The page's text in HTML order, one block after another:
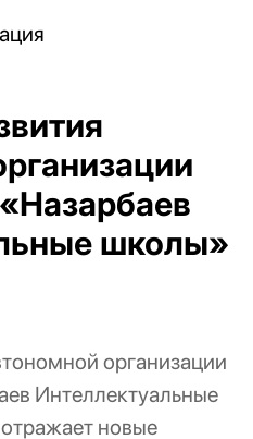
школы»
организации
Интеллектуальные
новые